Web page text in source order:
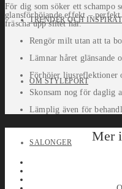
TRENDER OCH
OM STYLEPORT
SALONGER
För dig som söker ett schampo
glansförhöjande effekt –
fräscha upp slitet hår.
Rengör milt utan att ta
Lämnar håret glänsande
Förhöjer ljusreflektioner
Skonsam nog för daglig
Lämplig även för
Mer